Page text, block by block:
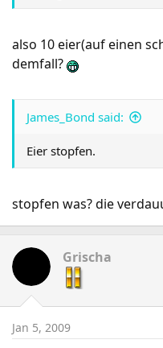
also 10 eier(auf einen
demfall?
James_Bond said:
Eier stopfen.
stopfen was? die
Grischa
Jan 5, 2009